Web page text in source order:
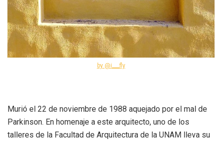
by @i___fly
Murió el 22 de noviembre de 1988 aquejado por el mal de
Parkinson. En homenaje a este arquitecto, uno de los
talleres de la Facultad de Arquitectura de la UNAM lleva su